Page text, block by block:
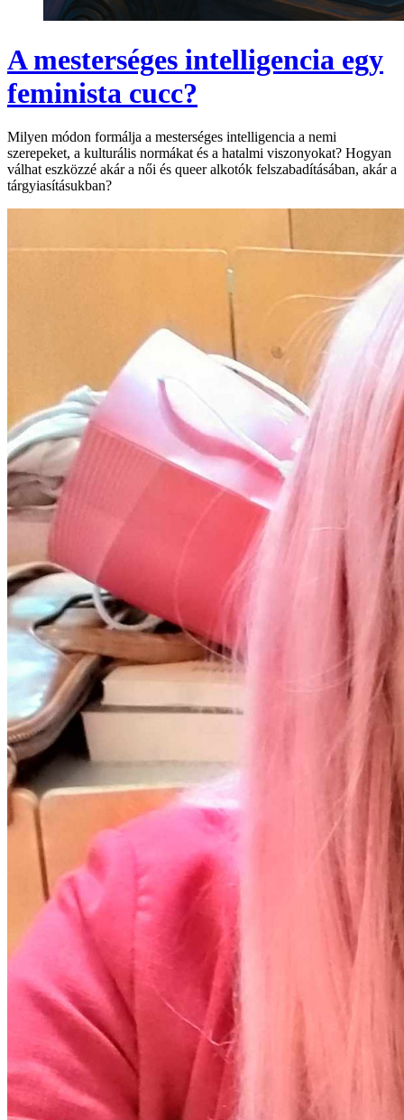
A mesterséges intelligencia egy
feminista cucc?
Milyen módon formálja a mesterséges intelligencia a nemi
szerepeket, a kulturális normákat és a hatalmi viszonyokat? Hogyan
válhat eszközzé akár a női és queer alkotók felszabadításában, akár a
tárgyiasításukban?